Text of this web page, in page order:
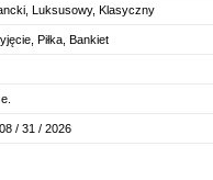
Luksusowy, Klasyczny
Piłka, Bankiet
/ 31 / 2026